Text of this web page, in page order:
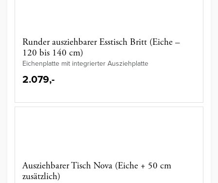
Runder ausziehbarer Esstisch Britt (Eiche –
120 bis 140 cm)
Eichenplatte mit integrierter Ausziehplatte
2.079,-
Ausziehbarer Tisch Nova (Eiche + 50 cm
zusätzlich)